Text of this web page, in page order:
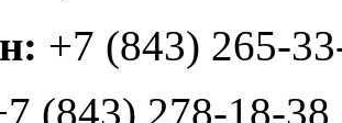
+7 (843) 265-
(843) 278-18-38